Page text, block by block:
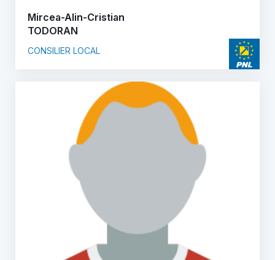
Mircea-Alin-Cristian
TODORAN
CONSILIER LOCAL